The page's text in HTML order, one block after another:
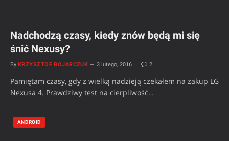
Nadchodzą czasy, kiedy znów będą mi się
śnić Nexusy?
By KRZYSZTOF BOJARCZUK 3 lutego, 2016 2
Pamiętam czasy, gdy z wielką nadzieją czekałem na zakup LG
Nexusa 4. Prawdziwy test na cierpliwość…
ANDROID